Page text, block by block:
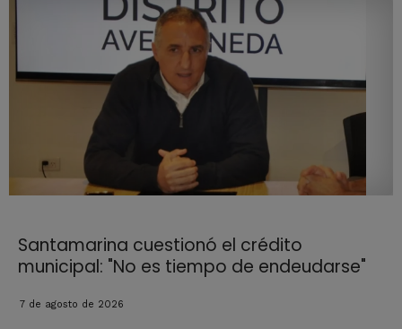
Santamarina cuestionó el crédito
municipal: "No es tiempo de endeudarse"
7 de agosto de 2026